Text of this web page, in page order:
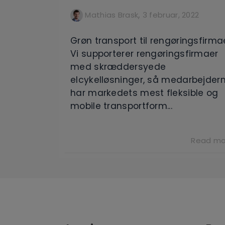
Mathias Brask, 3 februar, 2022
Grøn transport til
Vi supporterer rengøringsfirmaer
med skræddersyede
elcykelløsninger, så
har markedets mest fleksible og
mobile transportform...
Read